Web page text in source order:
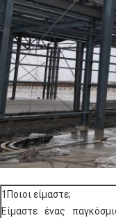
1Ποιοι είμαστε;
Είμαστε ένας